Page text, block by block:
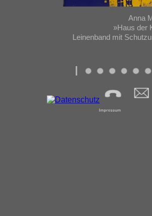
Anna
»Haus der
Leinenband mit